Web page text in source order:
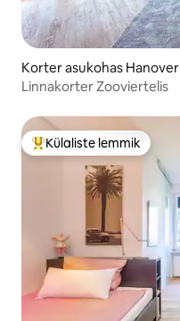
Korter asukohas Hanover
Linnakorter Zooviertelis
Külaliste suur lemmik
Külaliste lemmik